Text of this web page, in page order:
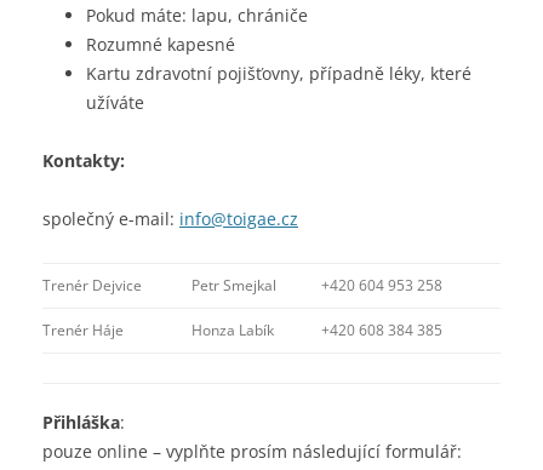
Pokud máte: lapu, chrániče
Rozumné kapesné
Kartu zdravotní pojišťovny, případně léky, které
užíváte
Kontakty:
společný e-mail: info@toigae.cz
Trenér Dejvice Petr Smejkal +420 604 953 258
Trenér Háje Honza Labík +420 608 384 385
Přihláška:
pouze online – vyplňte prosím následující formulář: